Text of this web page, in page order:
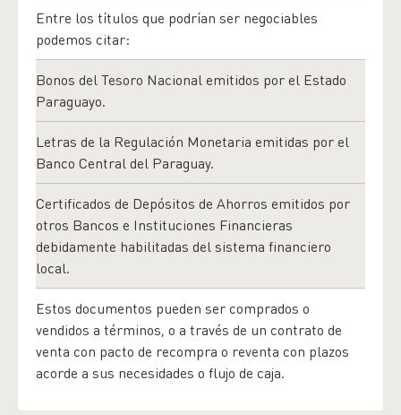
Entre los títulos que podrían ser negociables
podemos citar:
Bonos del Tesoro Nacional emitidos por el Estado
Paraguayo.
Letras de la Regulación Monetaria emitidas por el
Banco Central del Paraguay.
Certificados de Depósitos de Ahorros emitidos por
otros Bancos e Instituciones Financieras
debidamente habilitadas del sistema financiero
local.
Estos documentos pueden ser comprados o
vendidos a términos, o a través de un contrato de
venta con pacto de recompra o reventa con plazos
acorde a sus necesidades o flujo de caja.